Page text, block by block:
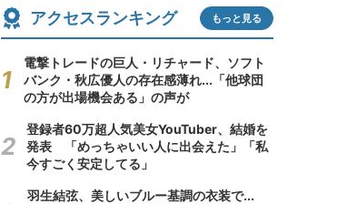
アクセスランキング もっと見る
電撃トレードの巨人・リチャード、ソフト
バンク・秋広優人の存在感薄れ...「他球団
の方が出場機会ある」の声が
登録者60万超人気美女YouTuber、結婚を
発表 「めっちゃいい人に出会えた」「私
今すごく安定してる」
羽生結弦、美しいブルー基調の衣装で...